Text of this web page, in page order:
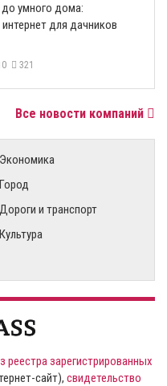
умного дома:
для дачников
321
Все новости компаний
Экономика
Город
Дороги и транспорт
Культура
реестра зарегистрированных
сайт), свидетельство